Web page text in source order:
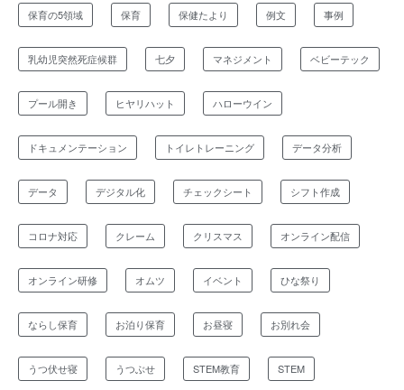
保育の5領域 保育 保健たより 例文 事例
乳幼児突然死症候群 七夕 マネジメント ベビーテック
プール開き ヒヤリハット ハローウイン
ドキュメンテーション トイレトレーニング データ分析
データ デジタル化 チェックシート シフト作成
コロナ対応 クレーム クリスマス オンライン配信
オンライン研修 オムツ イベント ひな祭り
ならし保育 お泊り保育 お昼寝 お別れ会
うつ伏せ寝 うつぶせ STEM教育 STEM